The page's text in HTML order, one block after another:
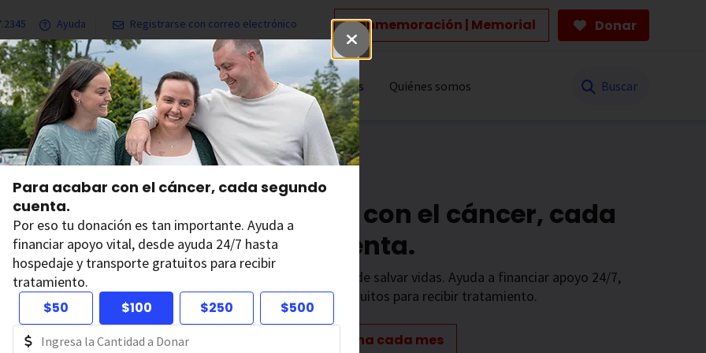
Para acabar con el cáncer, cada segundo
cuenta.
Por eso tu donación es tan importante. Ayuda a
financiar apoyo vital, desde ayuda 24/7 hasta
hospedaje y transporte gratuitos para recibir
tratamiento.
$50
$100 $250 $500
Ayuda Registrarse con correo electrónico Conmemoración | Memorial Donar
Programas y servicios Contribuya Nuestras investigaciones Quiénes somos
Para acabar con el cáncer, cada
segundo cuenta.
Tu donación tiene el poder de salvar vidas. Ayuda a financiar apoyo 24/7,
hospedaje y transporte gratuitos para recibir tratamiento.
Dona cada mes